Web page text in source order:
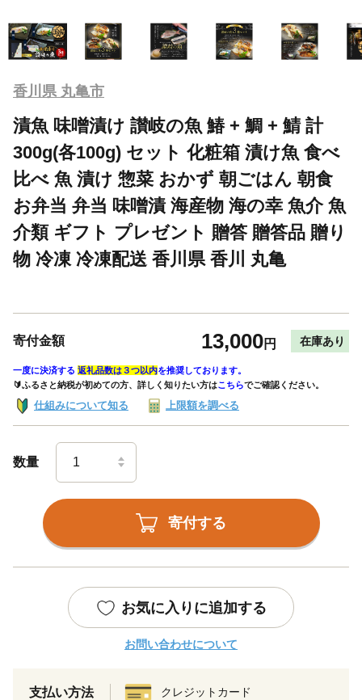
香川県 丸亀市
漬魚 味噌漬け 讃岐の魚 鰆 + 鯛 + 鯖 計
300g(各100g) セット 化粧箱 漬け魚 食べ
比べ 魚 漬け 惣菜 おかず 朝ごはん 朝食
お弁当 弁当 味噌漬 海産物 海の幸 魚介 魚
介類 ギフト プレゼント 贈答 贈答品 贈り
物 冷凍 冷凍配送 香川県 香川 丸亀
寄付金額 13,000円 在庫あり
一度に決済する 返礼品数は３つ以内を推奨しております。
🔰ふるさと納税が初めての方、詳しく知りたい方はこちらでご確認ください。
仕組みについて知る 上限額を調べる
数量
寄付する
お気に入りに追加する
お問い合わせについて
支払い方法 クレジットカード